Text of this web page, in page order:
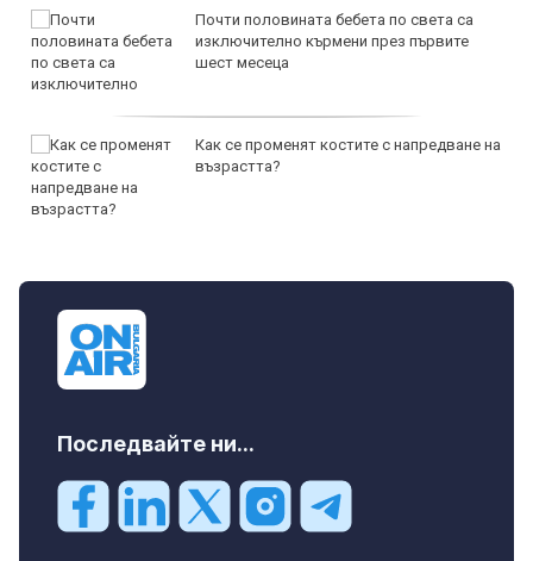
Почти половината бебета по света са
изключително кърмени през първите
шест месеца
Как се променят костите с напредване на
възрастта?
Последвайте ни...